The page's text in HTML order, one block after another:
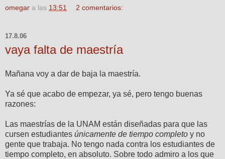
omegar a las 13:51 2 comentarios:
17.8.06
vaya falta de maestría
Mañana voy a dar de baja la maestría.
Ya sé que acabo de empezar, ya sé, pero tengo buenas
razones:
Las maestrías de la UNAM están diseñadas para que las
cursen estudiantes únicamente de tiempo completo y no
gente que trabaja. No tengo nada contra los estudiantes de
tiempo completo, en absoluto. Sobre todo admiro a los que